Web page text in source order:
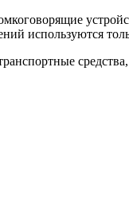
используются